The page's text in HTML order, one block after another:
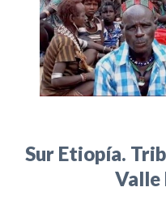
Sur Etiopía.
Valle